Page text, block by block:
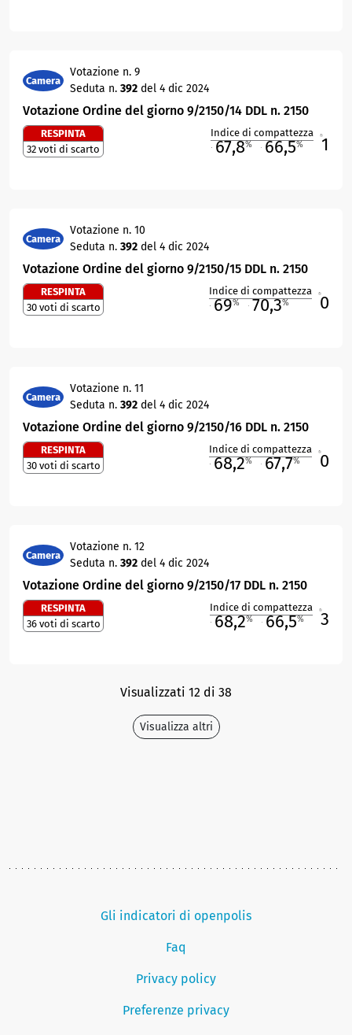
Camera
Votazione n. 9
Seduta n. 392 del 4 dic 2024
Votazione Ordine del giorno 9/2150/14 DDL n. 2150
RESPINTA
32 voti di scarto
Indice di compattezza
67,8% 66,5% 1
Camera
Votazione n. 10
Seduta n. 392 del 4 dic 2024
Votazione Ordine del giorno 9/2150/15 DDL n. 2150
RESPINTA
30 voti di scarto
Indice di compattezza
69% 70,3% 0
Camera
Votazione n. 11
Seduta n. 392 del 4 dic 2024
Votazione Ordine del giorno 9/2150/16 DDL n. 2150
RESPINTA
30 voti di scarto
Indice di compattezza
68,2% 67,7% 0
Camera
Votazione n. 12
Seduta n. 392 del 4 dic 2024
Votazione Ordine del giorno 9/2150/17 DDL n. 2150
RESPINTA
36 voti di scarto
Indice di compattezza
68,2% 66,5% 3
Visualizzati 12 di 38
Visualizza altri
Gli indicatori di openpolis
Faq
Privacy policy
Preferenze privacy